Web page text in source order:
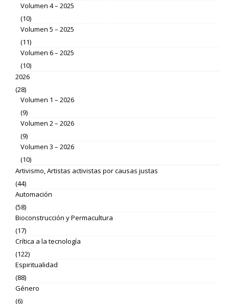
Volumen 4 – 2025
(10)
Volumen 5 – 2025
(11)
Volumen 6 – 2025
(10)
2026
(28)
Volumen 1 – 2026
(9)
Volumen 2 – 2026
(9)
Volumen 3 – 2026
(10)
Artivismo, Artistas activistas por causas justas
(44)
Automación
(58)
Bioconstrucción y Permacultura
(17)
Crítica a la tecnología
(122)
Espiritualidad
(88)
Género
(6)